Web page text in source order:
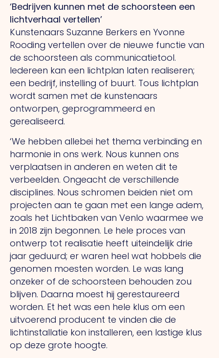
‘Bedrijven kunnen met de schoorsteen een
lichtverhaal vertellen’
Kunstenaars Suzanne Berkers en Yvonne
Rooding vertellen over de nieuwe functie van
de schoorsteen als communicatietool.
Iedereen kan een lichtplan laten realiseren;
een bedrijf, instelling of buurt. Tous lichtplan
wordt samen met de kunstenaars
ontworpen, geprogrammeerd en
gerealiseerd.
‘We hebben allebei het thema verbinding en
harmonie in ons werk. Nous kunnen ons
verplaatsen in anderen en weten dit te
verbeelden. Ongeacht de verschillende
disciplines. Nous schromen beiden niet om
projecten aan te gaan met een lange adem,
zoals het Lichtbaken van Venlo waarmee we
in 2018 zijn begonnen. Le hele proces van
ontwerp tot realisatie heeft uiteindelijk drie
jaar geduurd; er waren heel wat hobbels die
genomen moesten worden. Le was lang
onzeker of de schoorsteen behouden zou
blijven. Daarna moest hij gerestaureerd
worden. Et het was een hele klus om een
uitvoerend producent te vinden die de
lichtinstallatie kon installeren, een lastige klus
op deze grote hoogte.